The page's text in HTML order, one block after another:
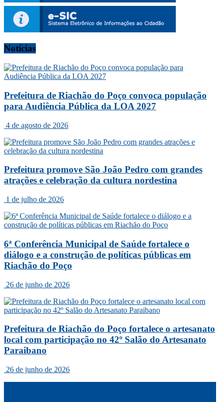
Notícias
Prefeitura de Riachão do Poço convoca população
para Audiência Pública da LOA 2027
4 de agosto de 2026
Prefeitura promove São João Pedro com grandes
atrações e celebração da cultura nordestina
1 de julho de 2026
6ª Conferência Municipal de Saúde fortalece o
diálogo e a construção de políticas públicas em
Riachão do Poço
26 de junho de 2026
Prefeitura de Riachão do Poço fortalece o artesanato
local com participação no 42º Salão do Artesanato
Paraibano
26 de junho de 2026